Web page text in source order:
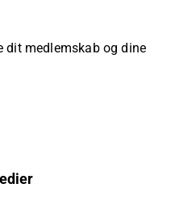
dit medlemskab og dine